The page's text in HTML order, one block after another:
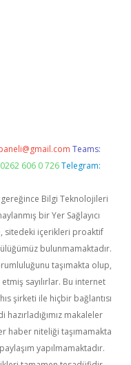
Teams:
606 0 726 Telegram:
gereğince Bilgi Teknolojileri
bir Yer Sağlayıcı
sitedeki içerikleri proaktif
bulunmamaktadır.
taşımakta olup,
sayılırlar. Bu internet
şirketi ile hiçbir bağlantısı
makaleler
haber niteliği taşımamakta
yapılmamaktadır.